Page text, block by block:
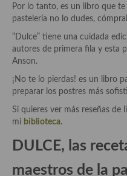
Aderezos, salsas,
aditivos
Especias, mezclas de
Aceites
Mojos y pastas
Sales y polvos
Salsas y mojos
Por lo tanto, es un libro que
pastelería no lo dudes,
“Dulce” tiene una cuidada
autores de primera fila y esta
Anson.
¡No te lo pierdas! es un libro
preparar los postres más
Si quieres ver más reseñas de
mi biblioteca.
DULCE, las
maestros de la